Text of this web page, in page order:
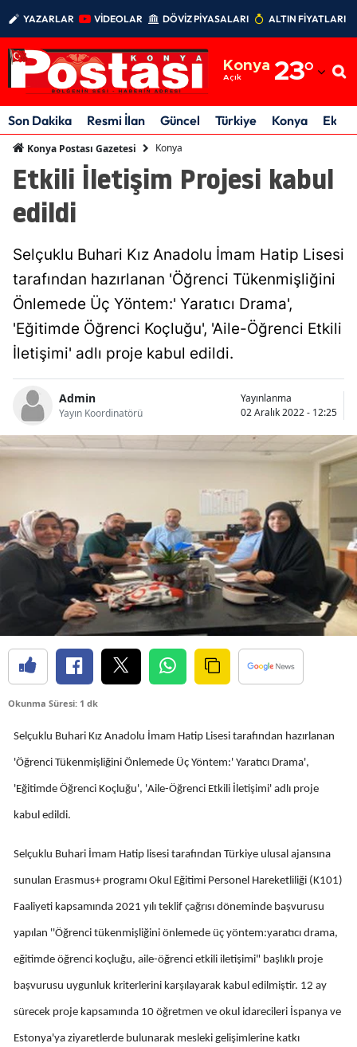
YAZARLAR VİDEOLAR DÖVİZ PİYASALARI ALTIN FİYATLARI
Konya
Açık 23°
Adıyaman
Afyonkarahisar
Amasya
Artvin
Aydın
Balıkesir
Bingöl
Bitlis
Burdur
Bursa
Çanakkale
Çankırı
Çorum
Denizli
Edirne
Elazığ
Erzincan
Eskişehir
Giresun
Gümüşhane
Son Dakika Resmi İlan Güncel Türkiye Konya
Konya Postası Gazetesi Konya
Etkili İletişim Projesi kabul
edildi
Selçuklu Buhari Kız Anadolu İmam Hatip Lisesi
tarafından hazırlanan 'Öğrenci Tükenmişliğini
Önlemede Üç Yöntem:' Yaratıcı Drama',
'Eğitimde Öğrenci Koçluğu', 'Aile-Öğrenci Etkili
İletişimi' adlı proje kabul edildi.
Admin
Yayın Koordinatörü
Yayınlanma
02 Aralık 2022 - 12:25
Okunma Süresi: 1 dk
Selçuklu Buhari Kız Anadolu İmam Hatip Lisesi tarafından hazırlanan
'Öğrenci Tükenmişliğini Önlemede Üç Yöntem:' Yaratıcı Drama',
'Eğitimde Öğrenci Koçluğu', 'Aile-Öğrenci Etkili İletişimi' adlı proje
kabul edildi.
Selçuklu Buhari İmam Hatip lisesi tarafından Türkiye ulusal ajansına
sunulan Erasmus+ programı Okul Eğitimi Personel Hareketliliği (K101)
Faaliyeti kapsamında 2021 yılı teklif çağrısı döneminde başvurusu
yapılan ''Öğrenci tükenmişliğini önlemede üç yöntem:yaratıcı drama,
eğitimde öğrenci koçluğu, aile-öğrenci etkili iletişimi" başlıklı proje
başvurusu uygunluk kriterlerini karşılayarak kabul edilmiştir. 12 ay
sürecek proje kapsamında 10 öğretmen ve okul idarecileri İspanya ve
Estonya'ya ziyaretlerde bulunarak mesleki gelişimlerine katkı